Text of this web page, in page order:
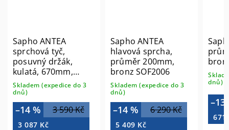
Sapho ANTEA
sprchová tyč,
posuvný držák,
kulatá, 670mm,
bronz SAL0036
Skladem (expedice do 3
dnů)
3 590 Kč
–14 %
3 087 Kč
Sapho ANTEA
hlavová sprcha,
průměr 200mm,
bronz SOF2006
Skladem (expedice do 3
dnů)
6 290 Kč
–14 %
5 409 Kč
dnů)
–13
671